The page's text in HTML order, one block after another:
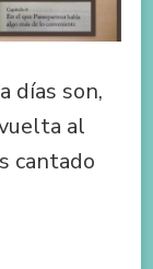
días son,
al
cantado